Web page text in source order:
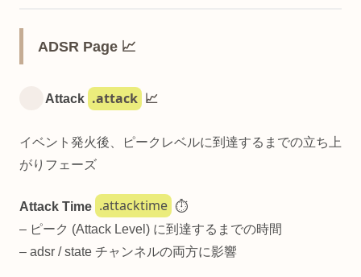
ADSR Page 📈
Attack .attack 📈
イベント発火後、ピークレベルに到達するまでの立ち上
がりフェーズ
Attack Time .attacktime
⏱️
– ピーク (Attack Level) に到達するまでの時間
– adsr / state チャンネルの両方に影響